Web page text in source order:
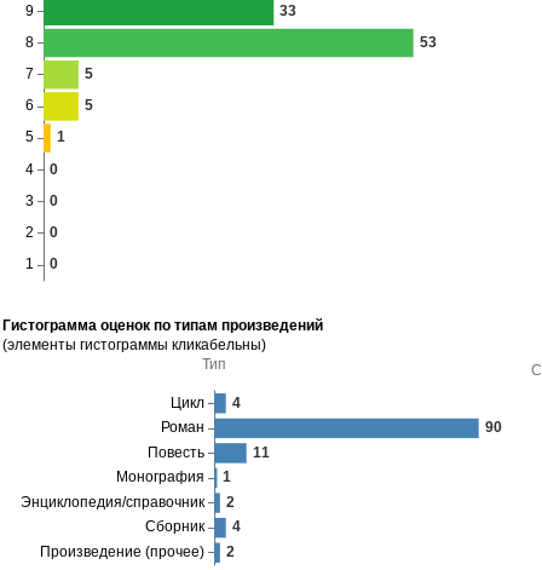
Гистограмма оценок по типам произведений
(элементы гистограммы кликабельны)